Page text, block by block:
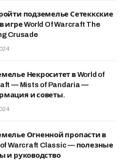
подземелье Сетеккские
игре World Of Warcraft The
Crusade
Некроситет в World of
— Mists of Pandaria —
и советы.
Огненной пропасти в
of Warcraft Classic — полезные
и руководство